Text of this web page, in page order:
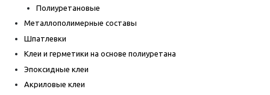
Полиуретановые
Металлополимерные составы
Шпатлевки
Клеи и герметики на основе полиуретана
Эпоксидные клеи
Акриловые клеи